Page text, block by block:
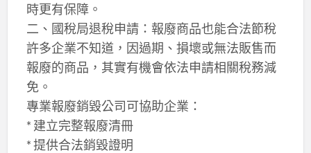
時更有保障。
二、國稅局退稅申請：報廢商品也能合法節稅
許多企業不知道，因過期、損壞或無法販售而
報廢的商品，其實有機會依法申請相關稅務減
免。
專業報廢銷毀公司可協助企業：
* 建立完整報廢清冊
* 提供合法銷毀證明